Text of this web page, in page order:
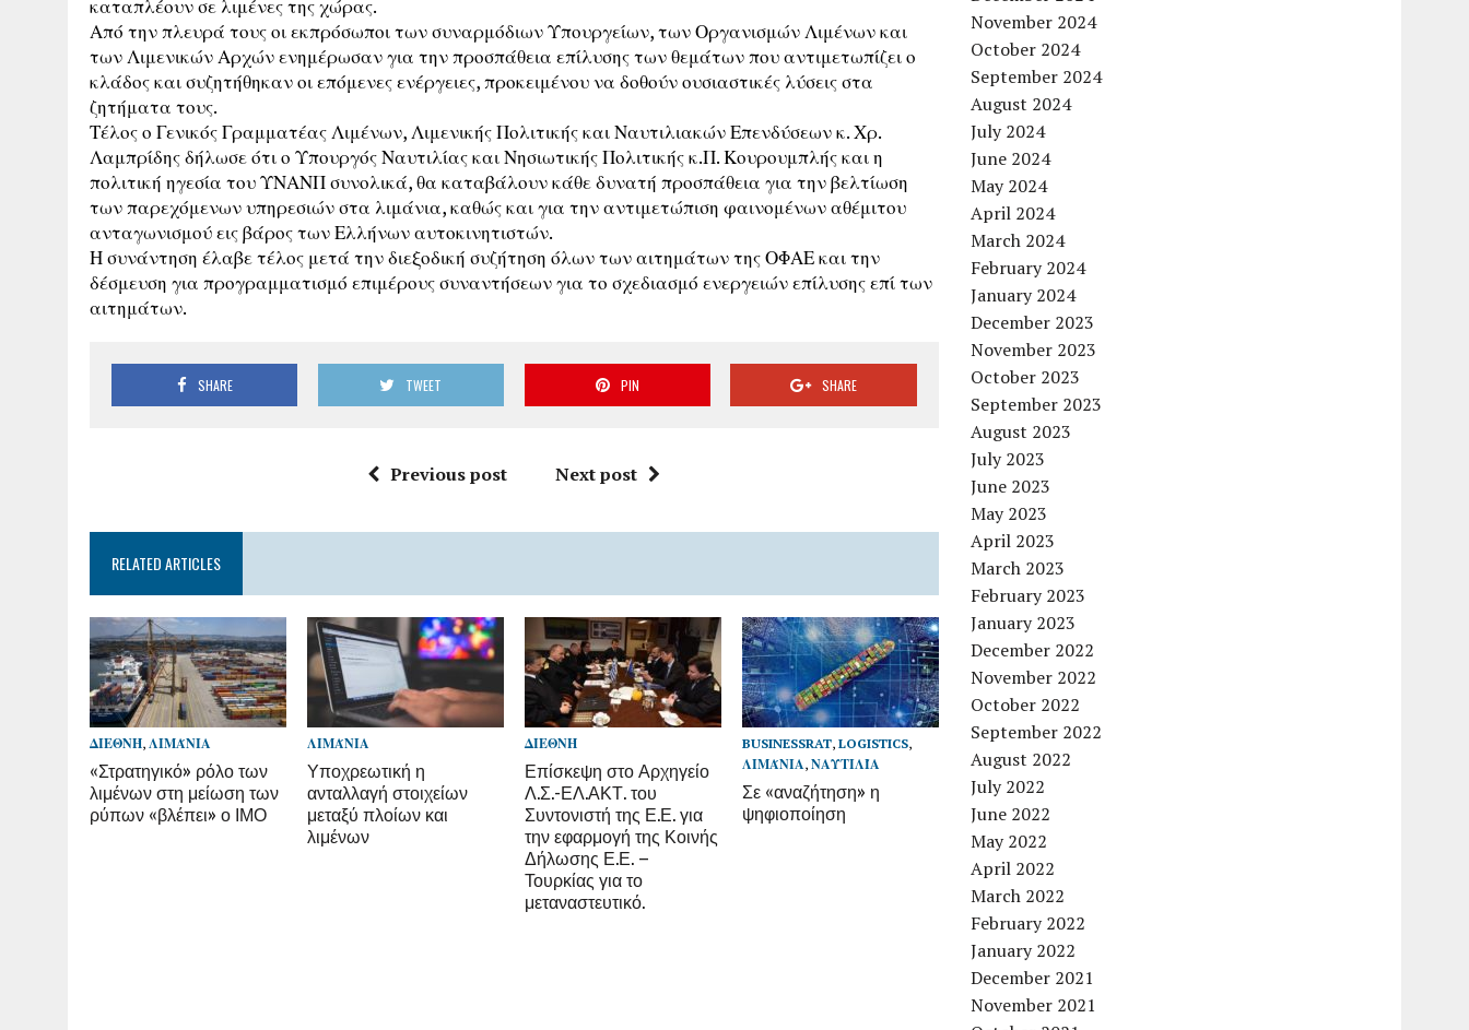
καταπλέουν σε λιμένες της χώρας.
Από την πλευρά τους οι εκπρόσωποι των συναρμόδιων Υπουργείων, των Οργανισμών Λιμένων και
των Λιμενικών Αρχών ενημέρωσαν για την προσπάθεια επίλυσης των θεμάτων που αντιμετωπίζει ο
κλάδος και συζητήθηκαν οι επόμενες ενέργειες, προκειμένου να δοθούν ουσιαστικές λύσεις στα
ζητήματα τους.
Τέλος ο Γενικός Γραμματέας Λιμένων, Λιμενικής Πολιτικής και Ναυτιλιακών Επενδύσεων κ. Χρ.
Λαμπρίδης δήλωσε ότι ο Υπουργός Ναυτιλίας και Νησιωτικής Πολιτικής κ.Π. Κουρουμπλής και η
πολιτική ηγεσία του ΥΝΑΝΠ συνολικά, θα καταβάλουν κάθε δυνατή προσπάθεια για την βελτίωση
των παρεχόμενων υπηρεσιών στα λιμάνια, καθώς και για την αντιμετώπιση φαινομένων αθέμιτου
ανταγωνισμού εις βάρος των Ελλήνων αυτοκινητιστών.
Η συνάντηση έλαβε τέλος μετά την διεξοδική συζήτηση όλων των αιτημάτων της ΟΦΑΕ και την
δέσμευση για προγραμματισμό επιμέρους συναντήσεων για το σχεδιασμό ενεργειών επίλυσης επί των
αιτημάτων.
SHARE TWEET PIN SHARE
Previous post Next post
RELATED ARTICLES
ΔΙΕΘΝΉ, ΛΙΜΆΝΙΑ
«Στρατηγικό» ρόλο των
λιμένων στη μείωση των
ρύπων «βλέπει» ο ΙΜΟ
ΛΙΜΆΝΙΑ
Υποχρεωτική η
ανταλλαγή στοιχείων
μεταξύ πλοίων και
λιμένων
ΔΙΕΘΝΉ
Επίσκεψη στο Αρχηγείο
Λ.Σ.-ΕΛ.ΑΚΤ. του
Συντονιστή της Ε.Ε. για
την εφαρμογή της Κοινής
Δήλωσης Ε.Ε. –
Τουρκίας για το
μεταναστευτικό.
BUSINESSRAT,LOGISTICS,
ΛΙΜΆΝΙΑ,ΝΑΥΤΙΛΊΑ
Σε «αναζήτηση» η
ψηφιοποίηση
November 2024
October 2024
September 2024
August 2024
July 2024
June 2024
May 2024
April 2024
March 2024
February 2024
January 2024
December 2023
November 2023
October 2023
September 2023
August 2023
July 2023
June 2023
May 2023
April 2023
March 2023
February 2023
January 2023
December 2022
November 2022
October 2022
September 2022
August 2022
July 2022
June 2022
May 2022
April 2022
March 2022
February 2022
January 2022
December 2021
November 2021